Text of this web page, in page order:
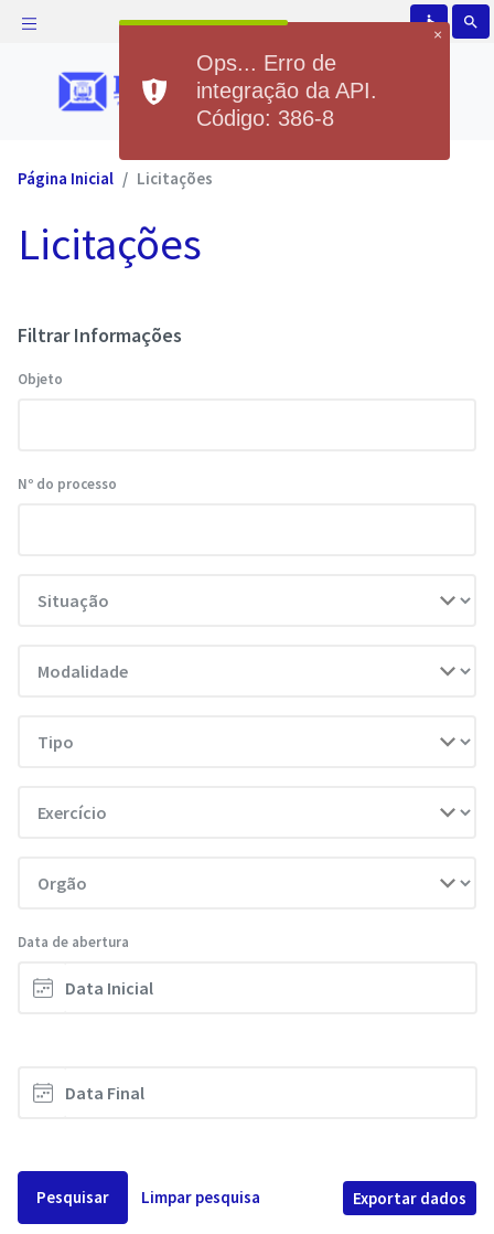
accessible search
Página Inicial Licitações
Licitações
Filtrar Informações
Objeto
Nº do processo
Data de abertura
Pesquisar Limpar pesquisa Exportar dados
×
Ops... Erro de
integração da API.
Código: 386-8